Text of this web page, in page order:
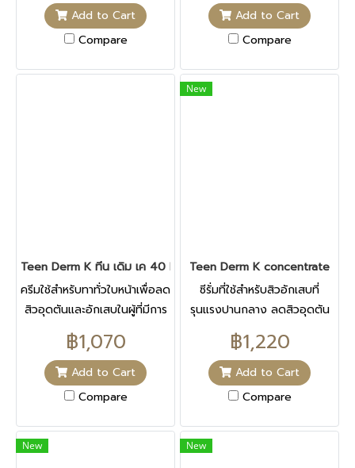
Add to Cart
Compare
Add to Cart
Compare
Teen Derm K ทีน เดิม เค 40 ML
ครีมใช้สำหรับทาทั่วใบหน้าเพื่อลด
สิวอุดตันและอักเสบในผู้ที่มีการ
อักเสบและติดเชื้อของสิว ลด
ความมันบนใบหน้าตลอดวัน
ยับยั้งสิวที่เกิดจากฮอร์โมน
฿1,070
Add to Cart
Compare
New
Teen Derm K concentrate
ซีรั่มที่ใช้สำหรับสิวอักเสบที่
รุนแรงปานกลาง ลดสิวอุดตัน
ด้วยสารสกัดจาก Avocado ที่
ช่วยควบคุมความมัน และลดการ
อัดเสบของสิวทำงานพร้อมกับ
สารที่ให้ฤทธ์ิในการช่วยบรรเทา
ความมัน อย่างล้ำลึก
฿1,220
Add to Cart
Compare
New New